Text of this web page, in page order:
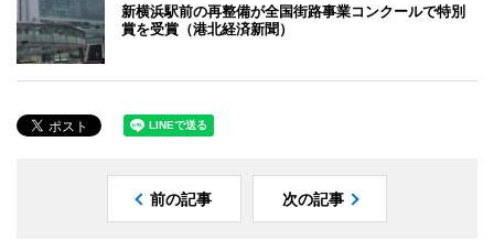
新横浜駅前の再整備が全国街路事業コンクールで特別
賞を受賞（港北経済新聞）
前の記事 次の記事